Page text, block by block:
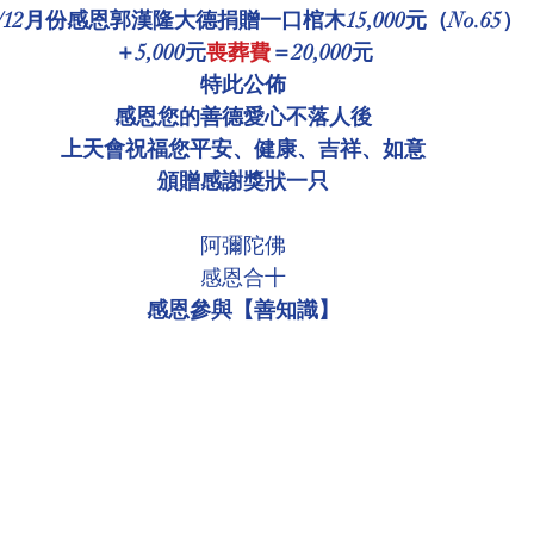
環境介紹 壇院規則/玄人公告 各尊神佛介紹
薩慈悲言
月份感恩郭漢隆大德捐贈一口棺木15,000元（No.65）
＋5,000元喪葬費＝20,000元
特此公佈
感恩您的善德愛心不落人後
上天會祝福您平安、健康、吉祥、如意
頒贈感謝獎狀一只
阿彌陀佛
感恩合十
感恩參與【善知識】